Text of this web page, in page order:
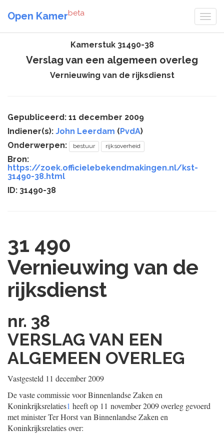
Open Kamerbeta
Kamerstuk 31490-38
Verslag van een algemeen overleg
Vernieuwing van de rijksdienst
Gepubliceerd: 11 december 2009
Indiener(s): John Leerdam (PvdA)
Onderwerpen:
bestuur rijksoverheid
Bron:
https://zoek.officielebekendmakingen.nl/kst-
31490-38.html
ID: 31490-38
31 490
Vernieuwing van de
rijksdienst
nr. 38
VERSLAG VAN EEN
ALGEMEEN OVERLEG
Vastgesteld 11 december 2009
De vaste commissie voor Binnenlandse Zaken en
Koninkrijksrelaties1 heeft op 11 november 2009 overleg gevoerd
met minister Ter Horst van Binnenlandse Zaken en
Koninkrijksrelaties over: